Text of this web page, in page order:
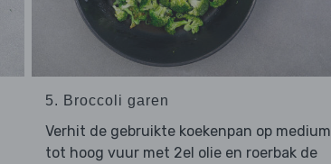
5. Broccoli garen
Verhit de gebruikte koekenpan op medium
tot hoog vuur met 2el olie en roerbak de